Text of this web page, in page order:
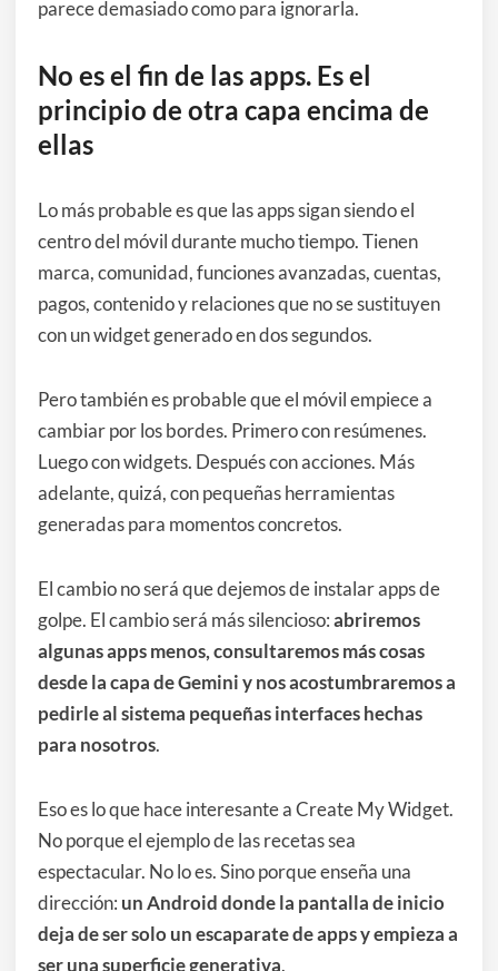
parece demasiado como para ignorarla.
No es el fin de las apps. Es el
principio de otra capa encima de
ellas
Lo más probable es que las apps sigan siendo el
centro del móvil durante mucho tiempo. Tienen
marca, comunidad, funciones avanzadas, cuentas,
pagos, contenido y relaciones que no se sustituyen
con un widget generado en dos segundos.
Pero también es probable que el móvil empiece a
cambiar por los bordes. Primero con resúmenes.
Luego con widgets. Después con acciones. Más
adelante, quizá, con pequeñas herramientas
generadas para momentos concretos.
El cambio no será que dejemos de instalar apps de
golpe. El cambio será más silencioso:abriremos
algunas apps menos, consultaremos más cosas
desde la capa de Gemini y nos acostumbraremos a
pedirle al sistema pequeñas interfaces hechas
para nosotros.
Eso es lo que hace interesante a Create My Widget.
No porque el ejemplo de las recetas sea
espectacular. No lo es. Sino porque enseña una
dirección: un Android donde la pantalla de inicio
deja de ser solo un escaparate de apps y empieza a
ser una superficie generativa.